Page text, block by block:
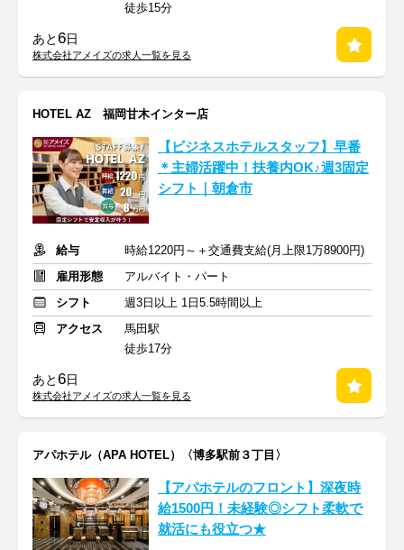
徒歩15分
あと6日
株式会社アメイズの求人一覧を見る
HOTEL AZ 福岡甘木インター店
【ビジネスホテルスタッフ】早番
＊主婦活躍中！扶養内OK♪週3固定
シフト｜朝倉市
給与
時給1220円～＋交通費支給(月上限1万8900円)
雇用形態
アルバイト・パート
シフト
週3日以上 1日5.5時間以上
アクセス
馬田駅
徒歩17分
あと6日
株式会社アメイズの求人一覧を見る
アパホテル（APA HOTEL）〈博多駅前３丁目〉
【アパホテルのフロント】深夜時
給1500円！未経験◎シフト柔軟で
就活にも役立つ★